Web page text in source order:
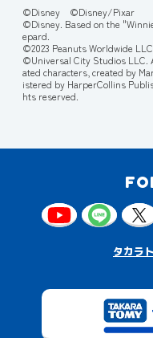
©Disney ©Disney/Pixar
©Disney. Based on the
epard.
©2023 Peanuts Worldwide
©Universal City Studios LLC.
ated characters, created by
istered by HarperCollins
hts reserved.
タカラ